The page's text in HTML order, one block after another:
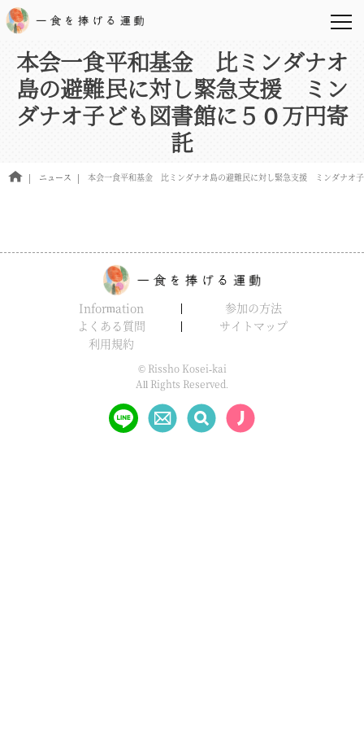
本会一食平和基金 比ミンダナオ
島の避難民に対し緊急支援 ミン
ダナオ子ども図書館に５０万円寄
託
ニュース 本会一食平和基金 比ミンダナオ島の避難民に対し緊急支援 ミンダナオ
Information
参加の方法
よくある質問
サイトマップ
利用規約
© Rissho Kosei-kai
All Rights Reserved.